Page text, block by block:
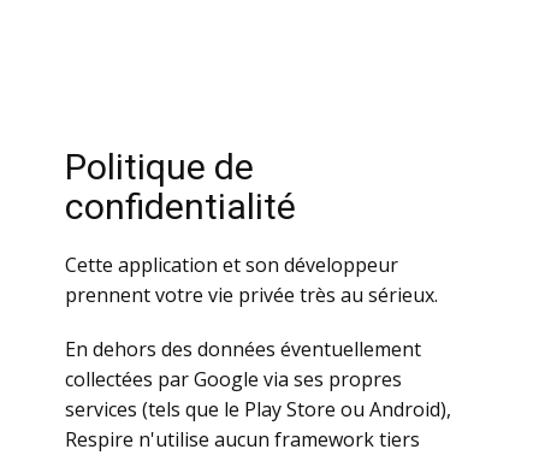
Politique de
confidentialité
Cette application et son développeur
prennent votre vie privée très au sérieux.
En dehors des données éventuellement
collectées par Google via ses propres
services (tels que le Play Store ou Android),
Respire n'utilise aucun framework tiers